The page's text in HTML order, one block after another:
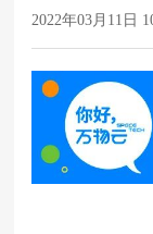
2022年03月11日